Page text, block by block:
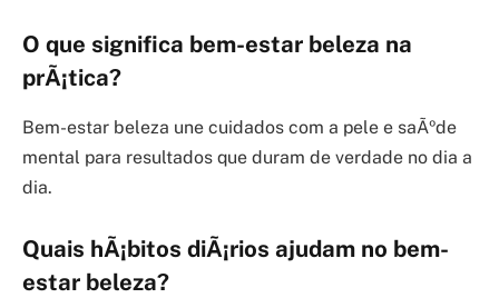
O que significa bem-estar beleza na
prÃ¡tica?
Bem-estar beleza une cuidados com a pele e saÃºde
mental para resultados que duram de verdade no dia a
dia.
Quais hÃ¡bitos diÃ¡rios ajudam no bem-
estar beleza?